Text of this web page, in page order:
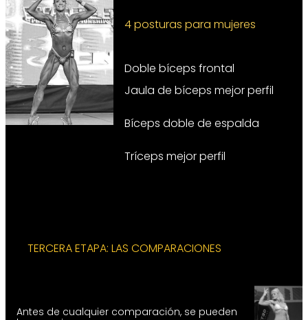
4 posturas para mujeres
Doble bíceps frontal
Jaula de bíceps mejor perfil
Bíceps doble de espalda
Tríceps mejor perfil
TERCERA ETAPA: LAS COMPARACIONES
Antes de cualquier comparación, se pueden